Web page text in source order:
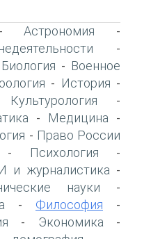
Астрономия -
-
Биология - Военное
- История -
Культурология -
- Медицина -
- Право России
Психология -
и журналистика -
науки -
- Философия -
- Экономика -